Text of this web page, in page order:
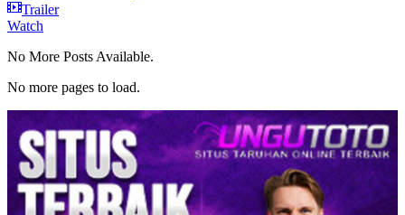
Trailer
Watch
No More Posts Available.
No more pages to load.